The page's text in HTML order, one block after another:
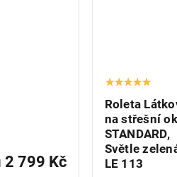
2 799 Kč
Roleta
na střešní
STANDARD,
Světle
LE 113